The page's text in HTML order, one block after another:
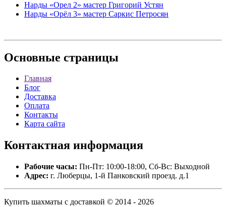
Нарды «Орел 2» мастер Григорий Устян
Нарды «Орёл 3» мастер Саркис Петросян
Основные страницы
Главная
Блог
Доставка
Оплата
Контакты
Карта сайта
Контактная информация
Рабочие часы: Пн-Пт: 10:00-18:00, Сб-Вс: Выходной
Адрес: г. Люберцы, 1-й Панковский проезд. д.1
Купить шахматы с доставкой © 2014 - 2026